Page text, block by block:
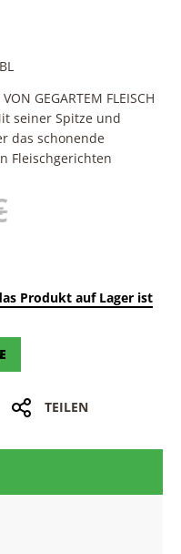
GEGARTEM FLEISCH
seiner Spitze und
das schonende
Fleischgerichten
Produkt auf Lager ist
TEILEN